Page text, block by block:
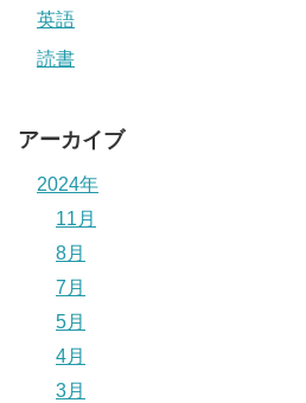
英語
読書
アーカイブ
2024年
11月
8月
7月
5月
4月
3月